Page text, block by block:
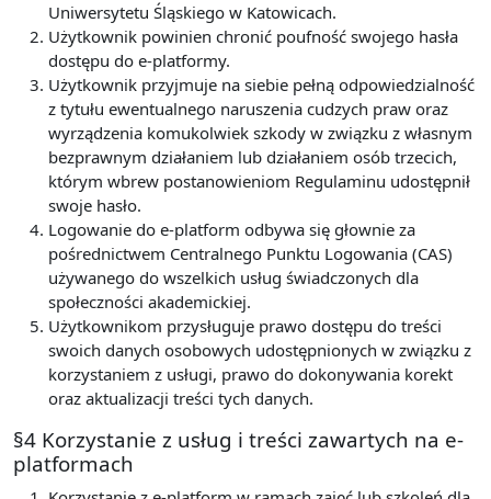
Uniwersytetu Śląskiego w Katowicach.
Użytkownik powinien chronić poufność swojego hasła
dostępu do e-platformy.
Użytkownik przyjmuje na siebie pełną odpowiedzialność
z tytułu ewentualnego naruszenia cudzych praw oraz
wyrządzenia komukolwiek szkody w związku z własnym
bezprawnym działaniem lub działaniem osób trzecich,
którym wbrew postanowieniom Regulaminu udostępnił
swoje hasło.
Logowanie do e-platform odbywa się głownie za
pośrednictwem Centralnego Punktu Logowania (CAS)
używanego do wszelkich usług świadczonych dla
społeczności akademickiej.
Użytkownikom przysługuje prawo dostępu do treści
swoich danych osobowych udostępnionych w związku z
korzystaniem z usługi, prawo do dokonywania korekt
oraz aktualizacji treści tych danych.
§4 Korzystanie z usług i treści zawartych na e-
platformach